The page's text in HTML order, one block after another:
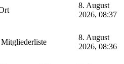
8. August
2026, 08:37
8. August
2026, 08:36